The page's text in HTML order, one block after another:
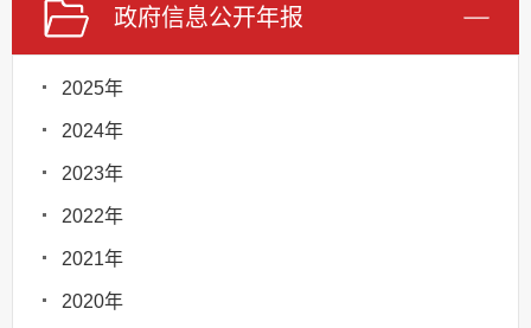
政府信息公开年报
2025年
2024年
2023年
2022年
2021年
2020年